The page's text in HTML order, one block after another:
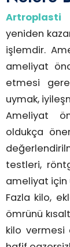
Artroplasti
yeniden
işlemdir.
ameliyat
etmesi
uymak,
Ameliyat
oldukça
testleri,
ameliyat için
Fazla kilo,
ömrünü
kilo vermesi